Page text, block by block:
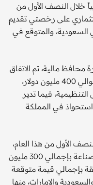
خلال النصف الأول من
على رخصتي تقديم
السعودية، والمتوقع في
مالية، تم الاتفاق
عليها بشكل مبدئي، في السعودية بحوالي 400 مليون دولار،
فيما تدير
دمج واستحواذ في المملكة
خلال النصف الأول من هذا العام،
في قطاعات مثل التعليم والأدوية والصناعة بإجمالي 300 مليون
تتولى حالياً ترويج 23 صفقة بإجمالي قيمة متوقعة
والإمارات، منها